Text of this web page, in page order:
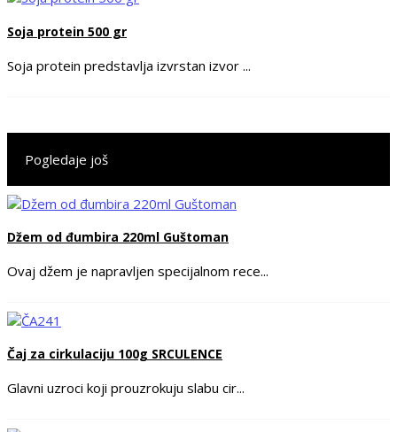
Soja protein 500 gr
Soja protein predstavlja izvrstan izvor ...
Pogledaje još
Džem od đumbira 220ml Guštoman
Ovaj džem je napravljen specijalnom rece...
Čaj za cirkulaciju 100g SRCULENCE
Glavni uzroci koji prouzrokuju slabu cir...